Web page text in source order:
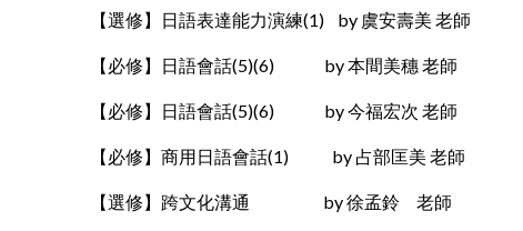
【選修】日語表達能力演練(1) by 虞安壽美 老師
【必修】日語會話(5)(6) by 本間美穗 老師
【必修】日語會話(5)(6) by 今福宏次 老師
【必修】商用日語會話(1) by 占部匡美 老師
【選修】跨文化溝通 by 徐孟鈴 老師